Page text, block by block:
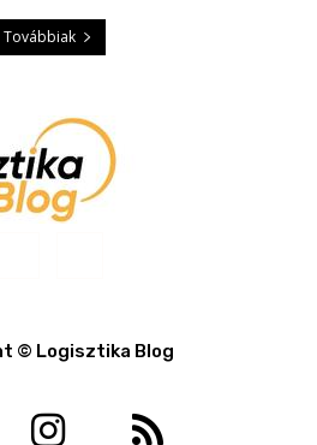
Továbbiak
© Logisztika Blog